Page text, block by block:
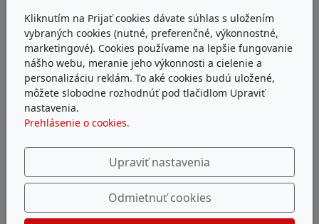
Kliknutím na Prijať cookies dávate súhlas s uložením
vybraných cookies (nutné, preferenčné, výkonnostné,
marketingové). Cookies používame na lepšie fungovanie
nášho webu, meranie jeho výkonnosti a cielenie a
personalizáciu reklám. To aké cookies budú uložené,
môžete slobodne rozhodnúť pod tlačidlom Upraviť
nastavenia.
Prehlásenie o cookies.
Upraviť nastavenia
Odmietnuť cookies